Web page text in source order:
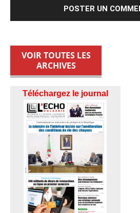
VOIR TOUTES LES
ARCHIVES